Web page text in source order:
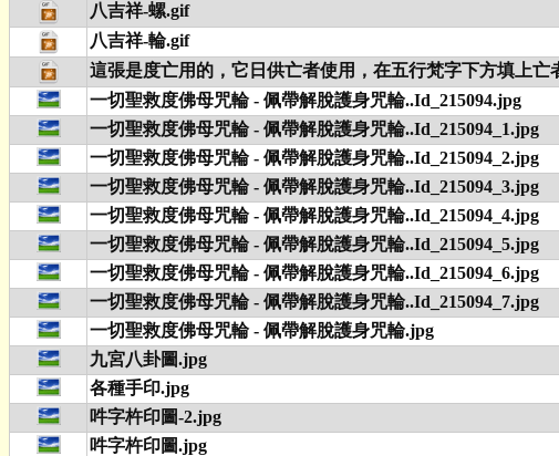
八吉祥-螺.gif
八吉祥-輪.gif
這張是度亡用的，它日供亡者使用，在五行梵字下方填上
一切聖救度佛母咒輪 - 佩帶解脫護身咒輪..Id_215094.jpg
一切聖救度佛母咒輪 - 佩帶解脫護身咒輪..Id_215094_1.jpg
一切聖救度佛母咒輪 - 佩帶解脫護身咒輪..Id_215094_2.jpg
一切聖救度佛母咒輪 - 佩帶解脫護身咒輪..Id_215094_3.jpg
一切聖救度佛母咒輪 - 佩帶解脫護身咒輪..Id_215094_4.jpg
一切聖救度佛母咒輪 - 佩帶解脫護身咒輪..Id_215094_5.jpg
一切聖救度佛母咒輪 - 佩帶解脫護身咒輪..Id_215094_6.jpg
一切聖救度佛母咒輪 - 佩帶解脫護身咒輪..Id_215094_7.jpg
一切聖救度佛母咒輪 - 佩帶解脫護身咒輪.jpg
九宮八卦圖.jpg
各種手印.jpg
吽字杵印圖-2.jpg
吽字杵印圖.jpg